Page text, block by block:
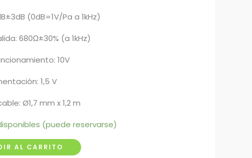
(0dB=1V/Pa a 1kHz)
680Ω±30% (a 1kHz)
10V
1,5 V
Ø1,7 mm x 1,2 m
(puede reservarse)
AL CARRITO